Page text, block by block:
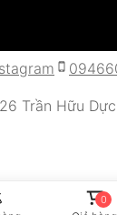
Trần Hữu
0